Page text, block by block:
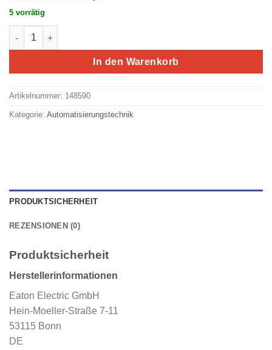
5 vorrätig
Eaton/Moeller Schienenträger TN630/3-R10 Menge
In den Warenkorb
Artikelnummer: 148590
Kategorie: Automatisierungstechnik
PRODUKTSICHERHEIT
REZENSIONEN (0)
Produktsicherheit
Herstellerinformationen
Eaton Electric GmbH
Hein-Moeller-Straße 7-11
53115 Bonn
DE